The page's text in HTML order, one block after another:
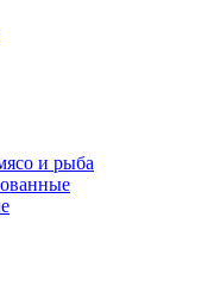
и рыба